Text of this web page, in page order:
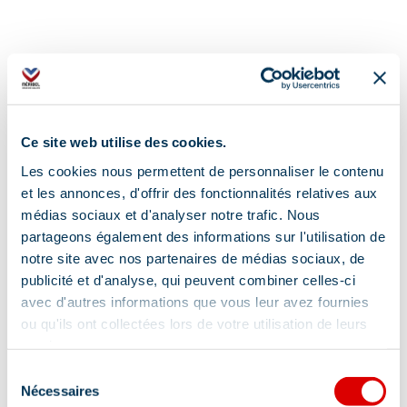
Ce site web utilise des cookies.
Les cookies nous permettent de personnaliser le contenu
et les annonces, d'offrir des fonctionnalités relatives aux
médias sociaux et d'analyser notre trafic. Nous
partageons également des informations sur l'utilisation de
notre site avec nos partenaires de médias sociaux, de
publicité et d'analyse, qui peuvent combiner celles-ci
avec d'autres informations que vous leur avez fournies
ou qu'ils ont collectées lors de votre utilisation de leurs
Nécessaires
Bushalte Le Hameau
Informatie bijgewerkt op